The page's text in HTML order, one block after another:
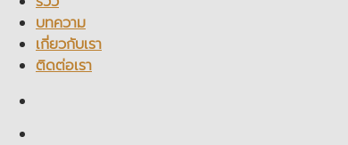
บทความ
เกี่ยวกับเรา
ติดต่อเรา